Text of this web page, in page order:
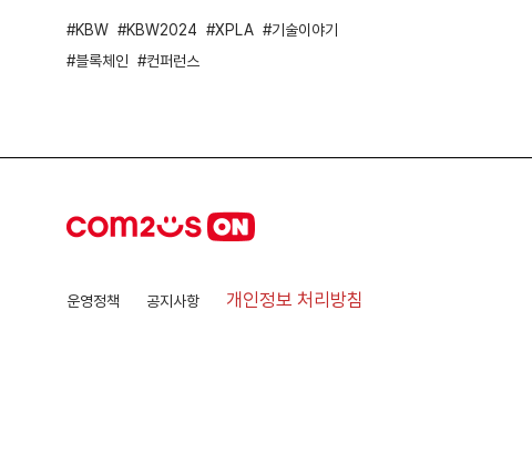
KBW KBW2024 XPLA
기술이야기
블록체인
컨퍼런스
운영정책 공지사항 개인정보 처리방침